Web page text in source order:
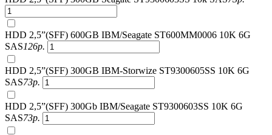
HDD 2,5”(SFF) 600GB IBM/Seagate ST600MM0006 10K 6G
SAS126р.
HDD 2,5”(SFF) 300GB IBM-Storwize ST9300605SS 10K 6G
SAS73р.
HDD 2,5”(SFF) 300Gb IBM/Seagate ST9300603SS 10K 6G
SAS73р.